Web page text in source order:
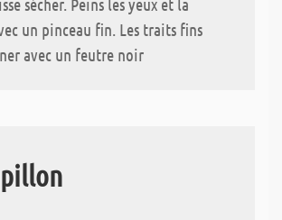
sécher. Peins les yeux et la
un pinceau fin. Les traits fins
avec un feutre noir